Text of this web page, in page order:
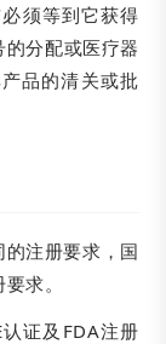
须等到它获得
分配或医疗器
品的清关或批
注册要求，国
求。
证及FDA注册